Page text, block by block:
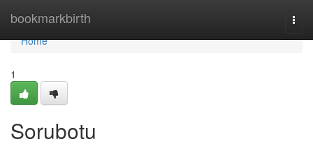
bookmarkbirth
Home
Home
1
Sorubotu